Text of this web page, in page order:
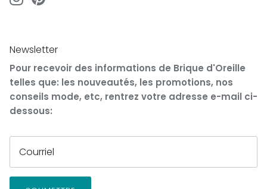
Newsletter
Pour recevoir des informations de Brique d'Oreille
telles que: les nouveautés, les promotions, nos
conseils mode, etc, rentrez votre adresse e-mail ci-
dessous: